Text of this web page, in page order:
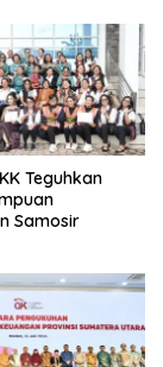
Teguhkan
Samosir